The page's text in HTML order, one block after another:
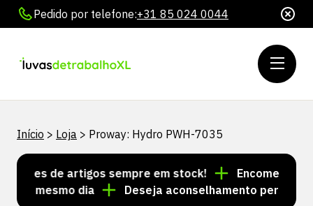
Pedido por telefone:+31 85 024 0044
Início > Loja > Proway: Hydro PWH-7035
de artigos sempre em stock!
Encomendas
mesmo dia
Deseja aconselhamento